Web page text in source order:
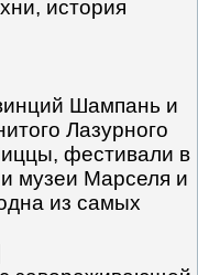
история
Шампань и
Лазурного
фестивали в
музеи Марселя и
из самых